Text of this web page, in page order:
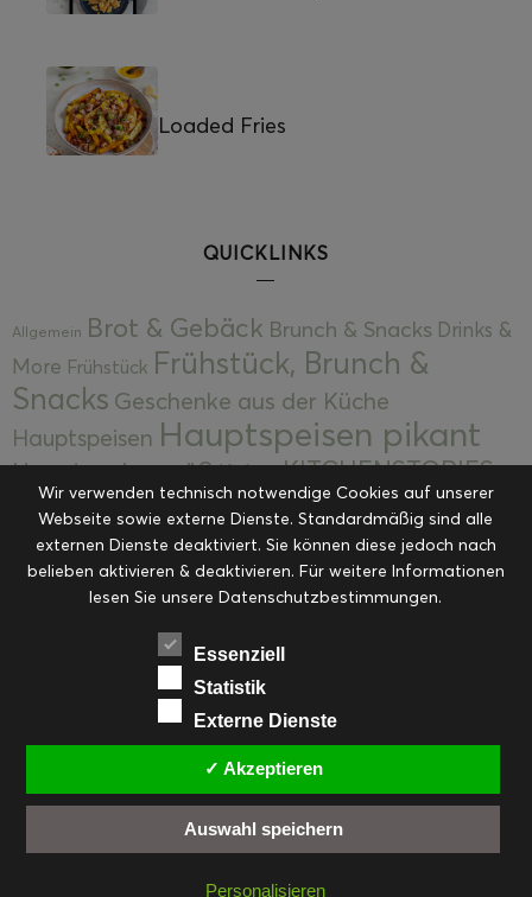
Loaded Fries
QUICKLINKS
Allgemein Brot & Gebäck Brunch & Snacks Drinks &
More Frühstück Frühstück, Brunch &
Snacks Geschenke aus der Küche
Hauptspeisen Hauptspeisen pikant
Hauptspeisen süßKekseKITCHENSTORIES
Kuchen, Torten & Desserts Kuchen und
Desserts Kulinarik Kulinarische Mitbringsel &
Eingemachtes Ohne Kategorie Ostern Resteküche
RezepteSaisonalSliderStartseite
Suppen, Salate & Vorspeisen
Vorspeisen, Salate & Suppen
Weihnachten Workshops & Events
FACEBOOK PINTEREST
EMAIL
INSTAGRAM
Wir verwenden technisch notwendige Cookies auf unserer
Webseite sowie externe Dienste. Standardmäßig sind alle
externen Dienste deaktiviert. Sie können diese jedoch nach
belieben aktivieren & deaktivieren. Für weitere Informationen
lesen Sie unsere Datenschutzbestimmungen.
Essenziell
Statistik
Externe Dienste
✓ Akzeptieren
Auswahl speichern
Personalisieren